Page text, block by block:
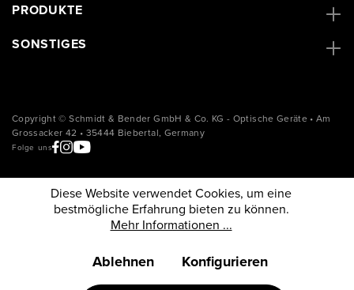
PRODUKTE
SONSTIGES
Copyright © Schmidt & Bender GmbH & Co. KG - Optische Geräte • Am
Grossacker 42 • 35444 Biebertal, Germany
Folge uns
Diese Website verwendet Cookies, um eine
bestmögliche Erfahrung bieten zu können.
Mehr Informationen ...
Ablehnen Konfigurieren